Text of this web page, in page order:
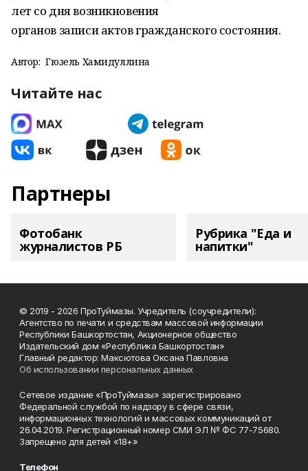
лет со дня возникновения
органов записи актов гражданского состояния.
Автор: Гюзель Хамидуллина
Читайте нас
Партнеры
Фотобанк
журналистов РБ
Рубрика "Еда и
напитки"
© 2019 - 2026 ПроТуймазы. Учредитель (соучредители):
Агентство по печати и средствам массовой информации
Республики Башкортостан, Акционерное общество
Издательский дом «Республика Башкортостан»
Главный редактор: Максютова Оксана Павловна
Об использовании персональных данных
Сетевое издание «ПроТуймазы» зарегистрировано
Федеральной службой по надзору в сфере связи,
информационных технологий и массовых коммуникаций от
26.04.2019. Регистрационный номер СМИ ЭЛ № ФС 77-75680.
Запрещено для детей «18+»
Телефон